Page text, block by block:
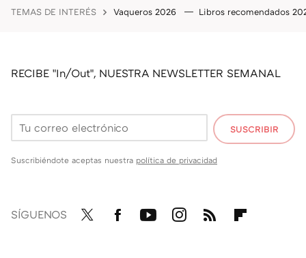
TEMAS DE INTERÉS Vaqueros 2026 Libros recomendados
RECIBE "In/Out", NUESTRA NEWSLETTER SEMANAL
SUSCRIBIR
Suscribiéndote aceptas nuestra política de privacidad
SÍGUENOS